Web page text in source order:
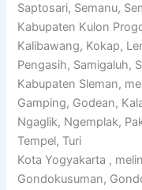
Saptosari, Semanu,
Kabupaten Kulon
Kalibawang, Kokap,
Pengasih, Samigaluh,
Kabupaten Sleman,
Gamping, Godean,
Ngaglik, Ngemplak,
Tempel, Turi
Kota Yogyakarta ,
Gondokusuman,